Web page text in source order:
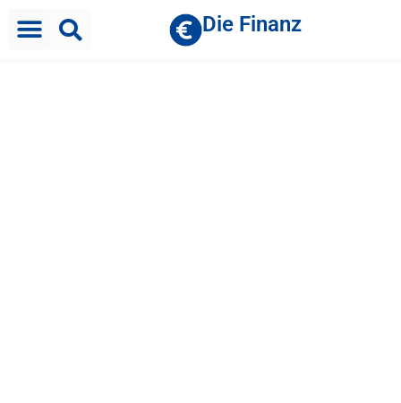
Die Finanz